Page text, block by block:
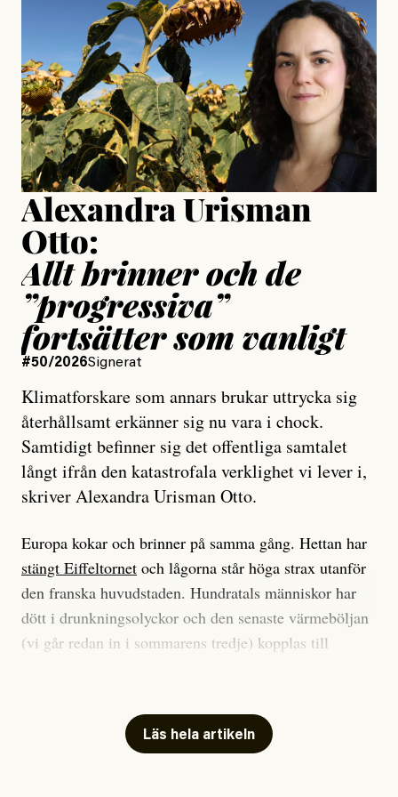
Jonas Lundström
Publicerad24 July, 2026
Jesper Lundby
Publicerad15 July, 2026
Uppdaterad15 July, 2026
Alexandra Urisman
Otto:
Allt brinner och de
”progressiva”
fortsätter som vanligt
#50/2026Signerat
Klimatforskare som annars brukar uttrycka sig
återhållsamt erkänner sig nu vara i chock.
Samtidigt befinner sig det offentliga samtalet
långt ifrån den katastrofala verklighet vi lever i,
skriver Alexandra Urisman Otto.
Europa kokar och brinner på samma gång. Hettan har
stängt Eiffeltornet och lågorna står höga strax utanför
den franska huvudstaden. Hundratals människor har
dött i drunkningsolyckor och den senaste värmeböljan
(vi går redan in i sommarens tredje) kopplas till
Har du också panik i hettan? Känns det som en
mardröm? Bra, allt annat vore fullständigt orimligt.
Läs hela artikeln